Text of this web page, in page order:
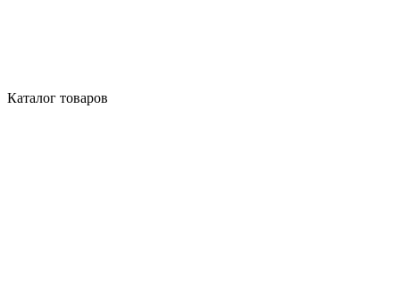
Каталог товаров